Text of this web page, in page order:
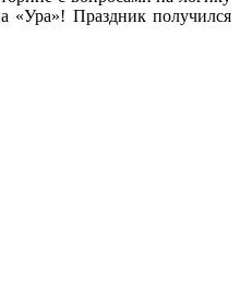
«Ура»! Праздник получился